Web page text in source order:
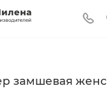
замшевая